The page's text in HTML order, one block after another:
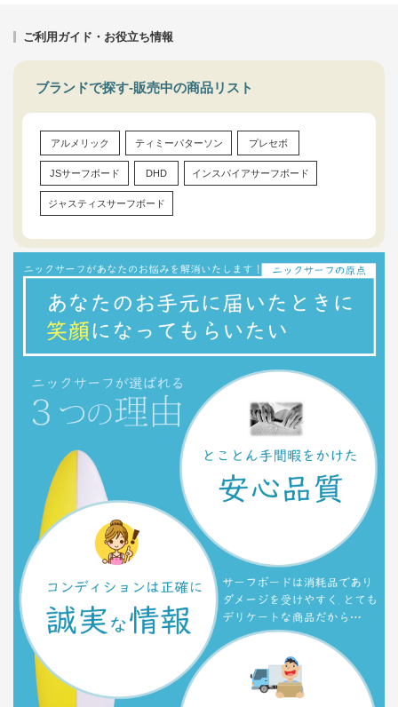
ご利用ガイド・お役立ち情報
ブランドで探す-販売中の商品リスト
アルメリック ティミーパターソン プレセボ
JSサーフボード DHD インスパイアサーフボード
ジャスティスサーフボード